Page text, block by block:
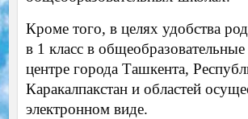
Кроме того, в целях удобства
в 1 класс в
центре города Ташкента,
Каракалпакстан и областей
электронном виде.